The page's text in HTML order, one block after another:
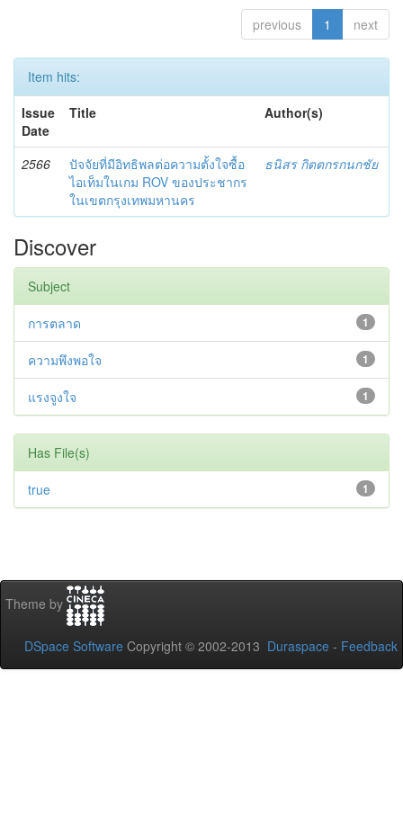
previous 1 next
Item hits:
Issue
Date
Title Author(s)
2566
ปัจจัยที่มีอิทธิพลต่อความตั้งใจซื้อ
ไอเท็มในเกม ROV ของประชากร
ในเขตกรุงเทพมหานคร
ธนิสร กิตตกรกนกชัย
Discover
Subject
1
การตลาด
1
ความพึงพอใจ
1
แรงจูงใจ
Has File(s)
1
true
Theme by
DSpace Software Copyright © 2002-2013 Duraspace - Feedback